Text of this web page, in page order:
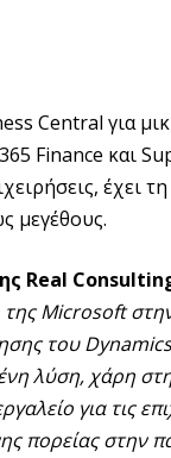
Central για
Finance και
έχει
μεγέθους.
Real
Microsoft στην
του
λύση, χάρη
για τις
πορείας στην